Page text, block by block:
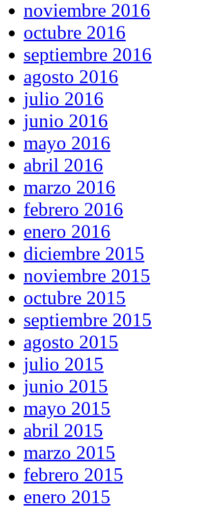
noviembre 2016
octubre 2016
septiembre 2016
agosto 2016
julio 2016
junio 2016
mayo 2016
abril 2016
marzo 2016
febrero 2016
enero 2016
diciembre 2015
noviembre 2015
octubre 2015
septiembre 2015
agosto 2015
julio 2015
junio 2015
mayo 2015
abril 2015
marzo 2015
febrero 2015
enero 2015